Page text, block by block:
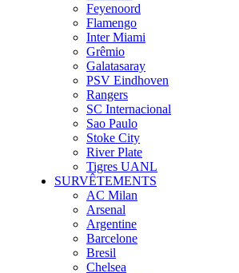
Feyenoord
Flamengo
Inter Miami
Grêmio
Galatasaray
PSV Eindhoven
Rangers
SC Internacional
Sao Paulo
Stoke City
River Plate
Tigres UANL
SURVÊTEMENTS
AC Milan
Arsenal
Argentine
Barcelone
Bresil
Chelsea